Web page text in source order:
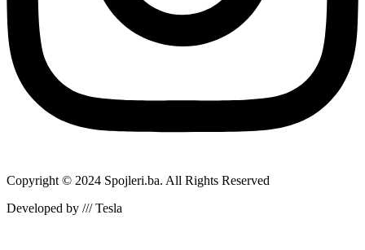
Copyright © 2024 Spojleri.ba. All Rights Reserved
Developed by /// Tesla